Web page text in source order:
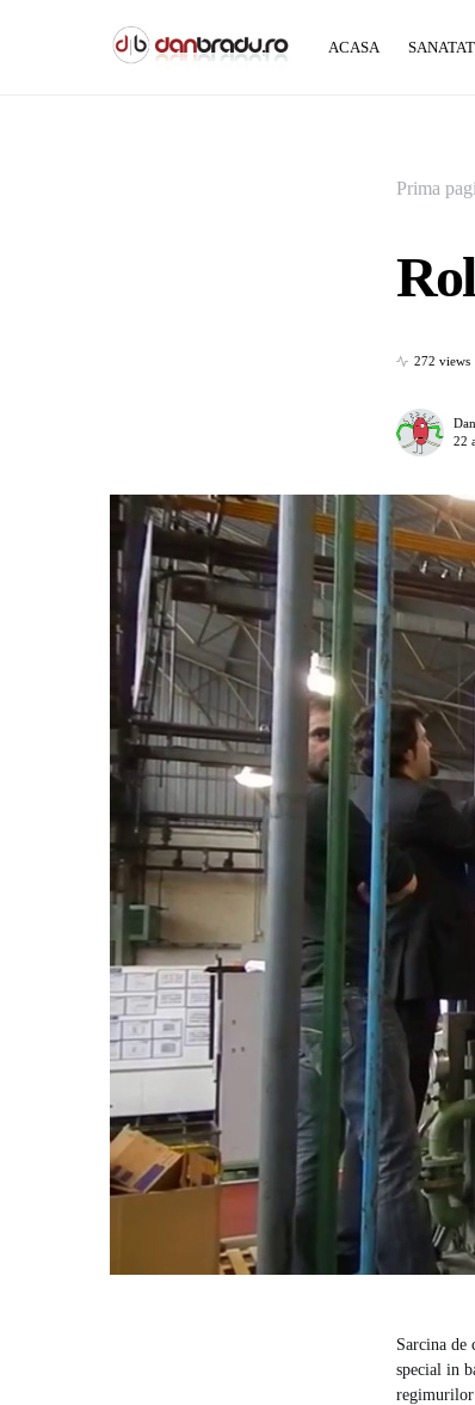
ACASA
Prima
272 views
22
Sarcina de
special in
regimurilor